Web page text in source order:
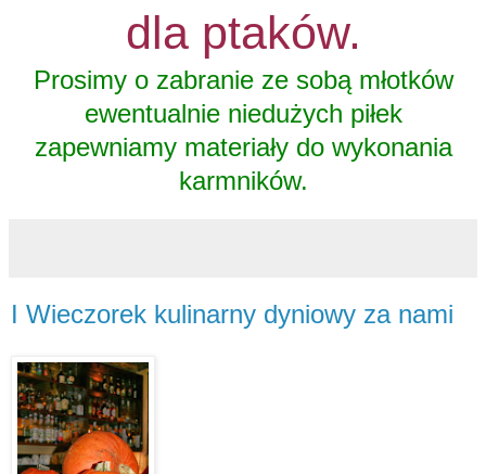
dla ptaków.
Prosimy o zabranie ze sobą młotków
ewentualnie niedużych piłek
zapewniamy materiały do wykonania
karmników.
I Wieczorek kulinarny dyniowy za nami